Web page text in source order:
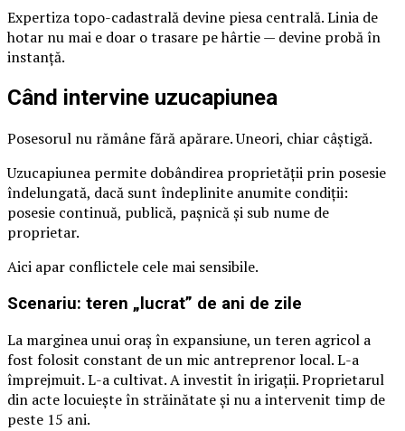
Expertiza topo-cadastrală devine piesa centrală. Linia de
hotar nu mai e doar o trasare pe hârtie — devine probă în
instanță.
Când intervine uzucapiunea
Posesorul nu rămâne fără apărare. Uneori, chiar câștigă.
Uzucapiunea permite dobândirea proprietății prin posesie
îndelungată, dacă sunt îndeplinite anumite condiții:
posesie continuă, publică, pașnică și sub nume de
proprietar.
Aici apar conflictele cele mai sensibile.
Scenariu: teren „lucrat” de ani de zile
La marginea unui oraș în expansiune, un teren agricol a
fost folosit constant de un mic antreprenor local. L-a
împrejmuit. L-a cultivat. A investit în irigații. Proprietarul
din acte locuiește în străinătate și nu a intervenit timp de
peste 15 ani.